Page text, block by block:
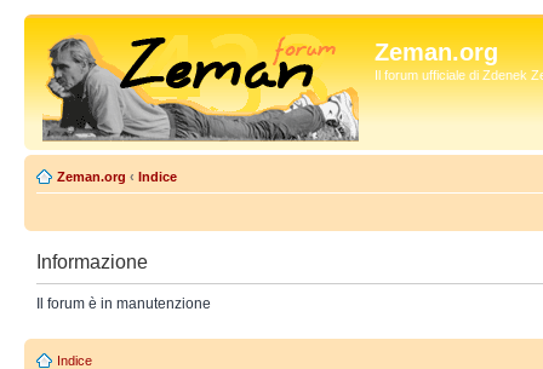
Zeman.org
Il forum ufficiale di Zdenek
Zeman.org ‹ Indice
Informazione
Il forum è in manutenzione
Indice